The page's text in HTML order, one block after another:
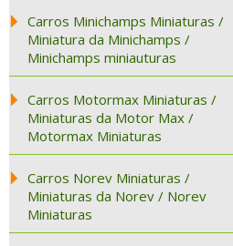
Carros Minichamps Miniaturas /
Miniatura da Minichamps /
Minichamps miniauturas
Carros Motormax Miniaturas /
Miniaturas da Motor Max /
Motormax Miniaturas
Carros Norev Miniaturas /
Miniaturas da Norev / Norev
Miniaturas